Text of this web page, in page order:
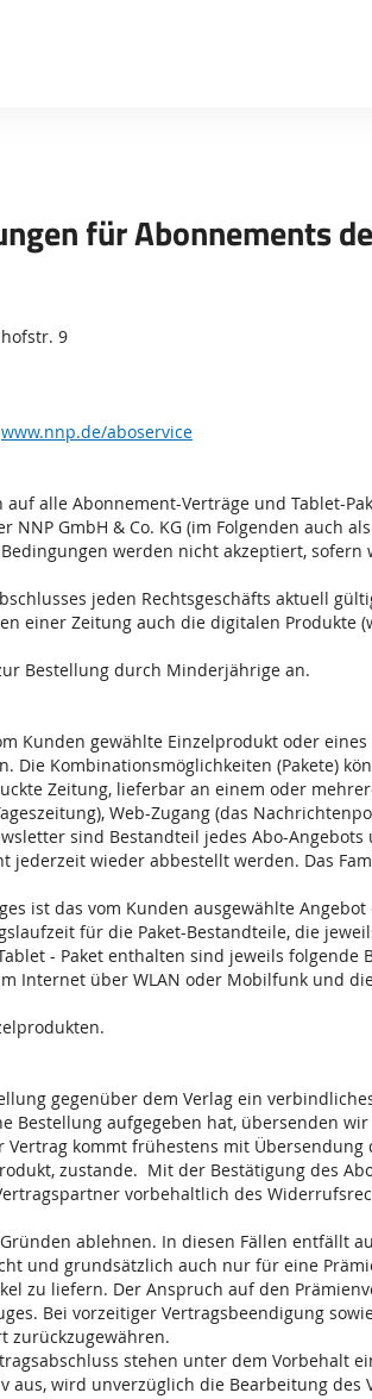
Footer
für Abonnements
9
www.nnp.de/aboservice
alle Abonnement-Verträge und Tablet-
GmbH & Co. KG (im Folgenden auch
werden nicht akzeptiert,
jeden Rechtsgeschäfts aktuell
einer Zeitung auch die digitalen Produkte
Bestellung durch Minderjährige an.
Kunden gewählte Einzelprodukt oder eines
Die Kombinationsmöglichkeiten (Pakete)
Zeitung, lieferbar an einem oder
Web-Zugang (das
sind Bestandteil jedes Abo-
jederzeit wieder abbestellt werden. Das
ist das vom Kunden ausgewählte
für die Paket-Bestandteile, die
- Paket enthalten sind jeweils folgende
Internet über WLAN oder Mobilfunk und
gegenüber dem Verlag ein
Bestellung aufgegeben hat, übersenden
kommt frühestens mit Übersendung
zustande. Mit der Bestätigung des
vorbehaltlich des
ablehnen. In diesen Fällen entfällt
und grundsätzlich auch nur für eine
zu liefern. Der Anspruch auf den
Bei vorzeitiger Vertragsbeendigung
zurückzugewähren.
stehen unter dem Vorbehalt
wird unverzüglich die Bearbeitung des